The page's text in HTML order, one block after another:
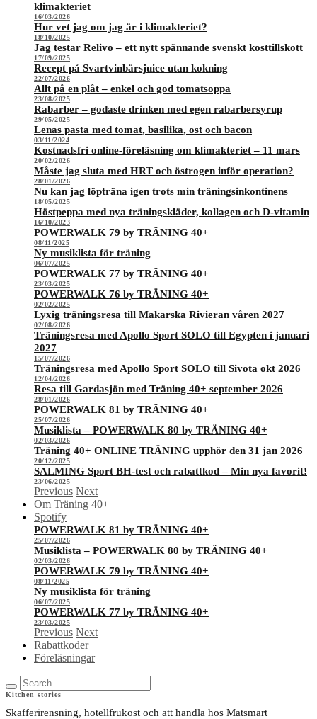
klimakteriet
16/03/2026
Hur vet jag om jag är i klimakteriet?
18/10/2025
Jag testar Relivo – ett nytt spännande svenskt kosttillskott
17/09/2025
Recept på Svartvinbärsjuice utan kokning
22/07/2026
Allt på en plåt – enkel och god tomatsoppa
23/08/2025
Rabarber – godaste drinken med egen rabarbersyrup
29/05/2025
Lenas pasta med tomat, basilika, ost och bacon
03/11/2024
Kostnadsfri online-föreläsning om klimakteriet – 11 mars
20/02/2026
Måste jag sluta med HRT och östrogen inför operation?
28/01/2026
Nu kan jag löpträna igen trots min träningsinkontinens
18/05/2025
Höstpeppa med nya träningskläder, kollagen och D-vitamin
16/10/2023
POWERWALK 79 by TRÄNING 40+
08/11/2025
Ny musiklista för träning
06/07/2025
POWERWALK 77 by TRÄNING 40+
23/03/2025
POWERWALK 76 by TRÄNING 40+
02/02/2025
Lyxig träningsresa till Makarska Rivieran våren 2027
02/08/2026
Träningsresa med Apollo Sport SOLO till Egypten i januari
2027
15/07/2026
Träningsresa med Apollo Sport SOLO till Sivota okt 2026
12/04/2026
Resa till Gardasjön med Träning 40+ september 2026
28/01/2026
POWERWALK 81 by TRÄNING 40+
25/07/2026
Musiklista – POWERWALK 80 by TRÄNING 40+
02/03/2026
Träning 40+ ONLINE TRÄNING upphör den 31 jan 2026
20/12/2025
SALMING Sport BH-test och rabattkod – Min nya favorit!
23/06/2025
Previous Next
Om Träning 40+
Spotify
POWERWALK 81 by TRÄNING 40+
25/07/2026
Musiklista – POWERWALK 80 by TRÄNING 40+
02/03/2026
POWERWALK 79 by TRÄNING 40+
08/11/2025
Ny musiklista för träning
06/07/2025
POWERWALK 77 by TRÄNING 40+
23/03/2025
Previous Next
Rabattkoder
Föreläsningar
Kitchen stories
Skafferirensning, hotellfrukost och att handla hos Matsmart